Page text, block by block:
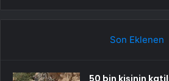
Son Eklenen